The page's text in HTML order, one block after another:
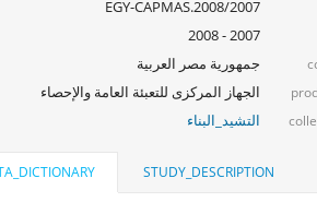
EGY-CAPMAS.2008/2007
2007 - 2008
جمهورية مصر العربية
الجهاز المركزى للتعبئة العامة والإحصاء
التشيد_البناء
STUDY_DESCRIPTION